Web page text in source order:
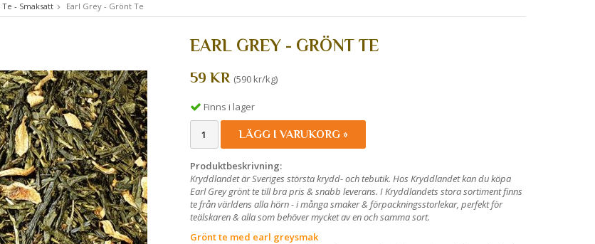
- Smaksatt Earl Grey - Grönt Te
EARL GREY - GRÖNT TE
59 KR (590 kr/kg)
Finns i lager
LÄGG I VARUKORG »
Produktbeskrivning:
Kryddlandet är Sveriges största krydd- och tebutik. Hos Kryddlandet kan du köpa
Earl Grey grönt te till bra pris & snabb leverans. I Kryddlandets stora sortiment finns
te från världens alla hörn - i många smaker & förpackningsstorlekar, perfekt för
teälskaren & alla som behöver mycket av en och samma sort.
Grönt te med earl greysmak